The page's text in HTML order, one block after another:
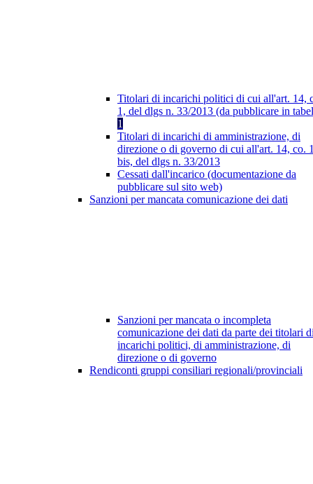
Titolari di incarichi politici di cui all'art. 14,
1, del dlgs n. 33/2013 (da pubblicare in
1
Titolari di incarichi di amministrazione, di
direzione o di governo di cui all'art. 14, co.
bis, del dlgs n. 33/2013
Cessati dall'incarico (documentazione da
pubblicare sul sito web)
Sanzioni per mancata comunicazione dei dati
Sanzioni per mancata o incompleta
comunicazione dei dati da parte dei titolari
incarichi politici, di amministrazione, di
direzione o di governo
Rendiconti gruppi consiliari regionali/provinciali